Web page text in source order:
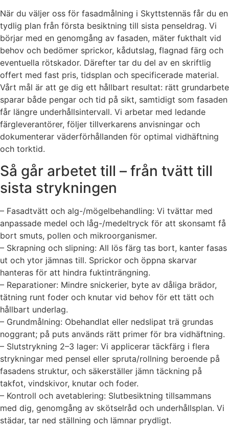
När du väljer oss för fasadmålning i Skyttstennäs får du en
tydlig plan från första besiktning till sista penseldrag. Vi
börjar med en genomgång av fasaden, mäter fukthalt vid
behov och bedömer sprickor, kådutslag, flagnad färg och
eventuella rötskador. Därefter tar du del av en skriftlig
offert med fast pris, tidsplan och specificerade material.
Vårt mål är att ge dig ett hållbart resultat: rätt grundarbete
sparar både pengar och tid på sikt, samtidigt som fasaden
får längre underhållsintervall. Vi arbetar med ledande
färgleverantörer, följer tillverkarens anvisningar och
dokumenterar väderförhållanden för optimal vidhäftning
och torktid.
Så går arbetet till – från tvätt till
sista strykningen
– Fasadtvätt och alg-/mögelbehandling: Vi tvättar med
anpassade medel och låg-/medeltryck för att skonsamt få
bort smuts, pollen och mikroorganismer.
– Skrapning och slipning: All lös färg tas bort, kanter fasas
ut och ytor jämnas till. Sprickor och öppna skarvar
hanteras för att hindra fuktinträngning.
– Reparationer: Mindre snickerier, byte av dåliga brädor,
tätning runt foder och knutar vid behov för ett tätt och
hållbart underlag.
– Grundmålning: Obehandlat eller nedslipat trä grundas
noggrant; på puts används rätt primer för bra vidhäftning.
– Slutstrykning 2–3 lager: Vi applicerar täckfärg i flera
strykningar med pensel eller spruta/rollning beroende på
fasadens struktur, och säkerställer jämn täckning på
takfot, vindskivor, knutar och foder.
– Kontroll och avetablering: Slutbesiktning tillsammans
med dig, genomgång av skötselråd och underhållsplan. Vi
städar, tar ned ställning och lämnar prydligt.